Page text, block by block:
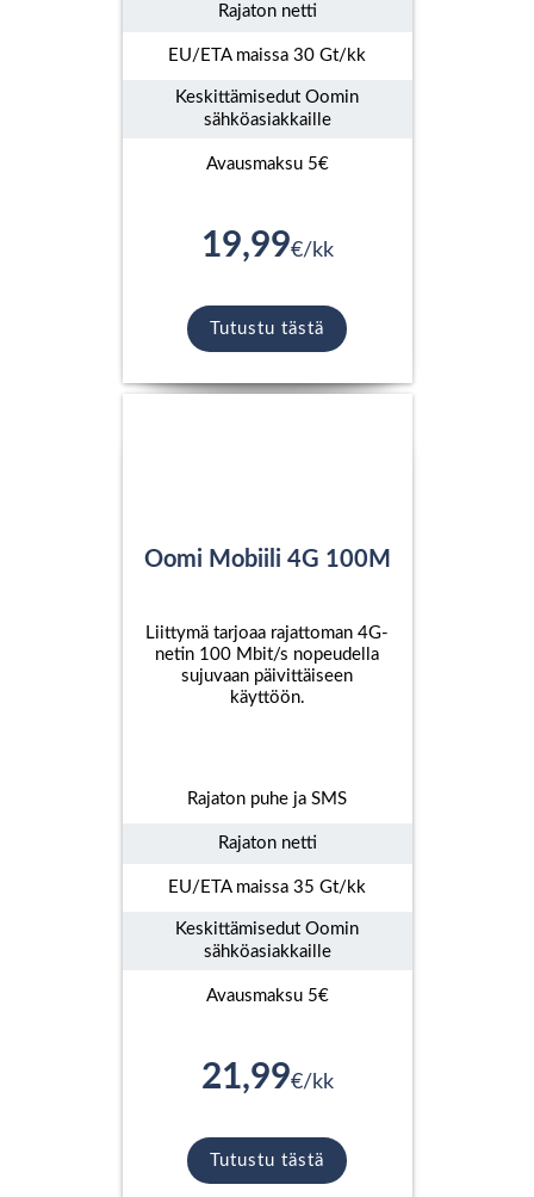
Rajaton netti
EU/ETA maissa 30 Gt/kk
Keskittämisedut Oomin
sähköasiakkaille
Avausmaksu 5€
19,99€/kk
Tutustu tästä
Oomi Mobiili 4G 100M
Liittymä tarjoaa rajattoman 4G-
netin 100 Mbit/s nopeudella
sujuvaan päivittäiseen
käyttöön.
Rajaton puhe ja SMS
Rajaton netti
EU/ETA maissa 35 Gt/kk
Keskittämisedut Oomin
sähköasiakkaille
Avausmaksu 5€
21,99€/kk
Tutustu tästä